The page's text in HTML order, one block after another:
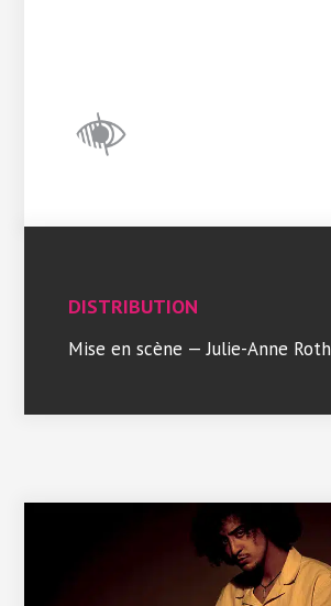
DISTRIBUTION
Mise en scène — Julie-Anne Roth